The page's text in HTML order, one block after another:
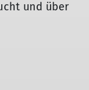
und über